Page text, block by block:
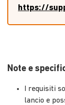
https://
Note e
I requisiti
lancio e